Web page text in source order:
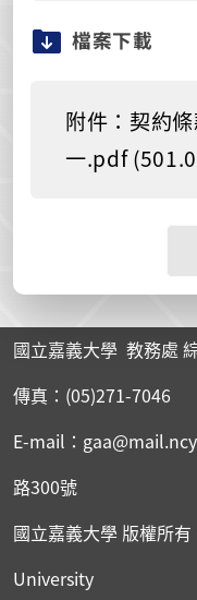
檔案下載
附件：契約
一.pdf
國立嘉義大學 教務處
傳真：(05)271-7046
E-mail：
路300號
國立嘉義大學 版權所有
University